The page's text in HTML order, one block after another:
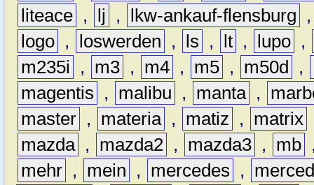
liteace , lj , lkw-ankauf-flensburg
logo , loswerden , ls , lt , lupo ,
m235i
, m3 , m4 , m5 , m50d ,
magentis
, malibu , manta ,
master , materia , matiz , matrix
mazda , mazda2 , mazda3 , mb
mehr , mein , mercedes ,